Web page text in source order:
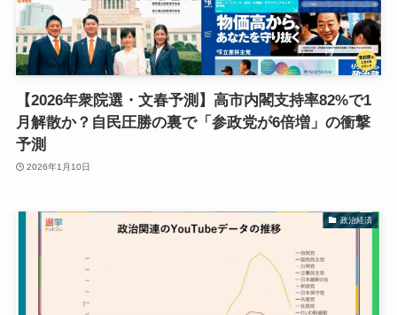
【2026年衆院選・文春予測】高市内閣支持率82%で1
月解散か？自民圧勝の裏で「参政党が6倍増」の衝撃
予測
2026年1月10日
政治経済